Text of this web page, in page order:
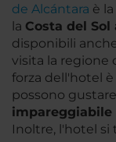
de Alcántara è
la Costa del
disponibili
visita la regione
forza dell'hotel è
possono
impareggiabile
Inoltre, l'hotel si